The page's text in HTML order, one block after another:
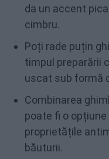
da un accent
cimbru.
Poți rade puțin
timpul preparării
uscat sub formă
Combinarea
poate fi o
proprietățile
băuturii.